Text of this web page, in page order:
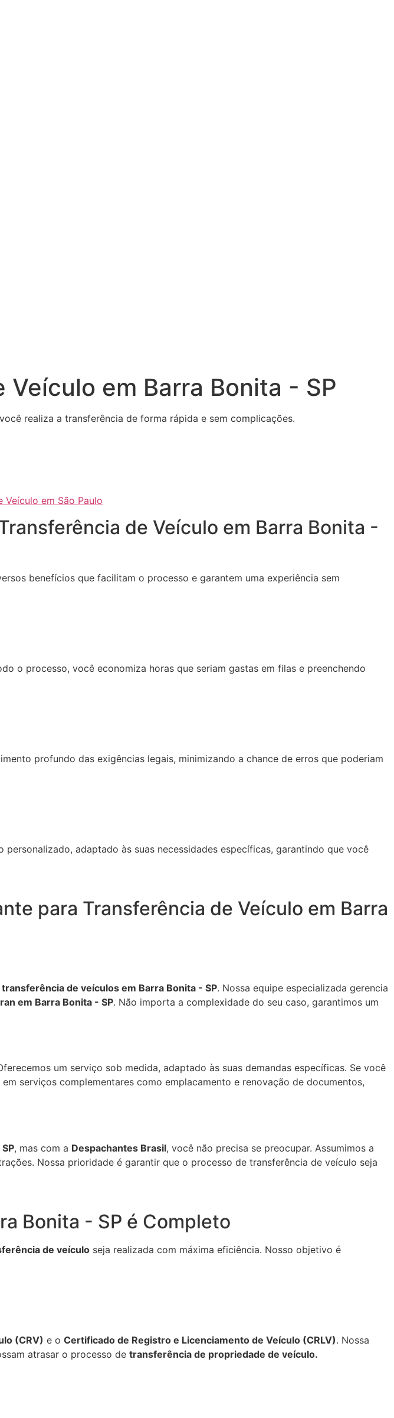
em Barra Bonita - SP
realiza a transferência de forma rápida e sem complicações.
Veículo em São Paulo
de Veículo em Barra Bonita -
benefícios que facilitam o processo e garantem uma experiência sem
o processo, você economiza horas que seriam gastas em filas e preenchendo
profundo das exigências legais, minimizando a chance de erros que poderiam
personalizado, adaptado às suas necessidades específicas, garantindo que você
para Transferência de Veículo em Barra
transferência de veículos em Barra Bonita - SP. Nossa equipe especializada gerencia
em Barra Bonita - SP. Não importa a complexidade do seu caso, garantimos um
um serviço sob medida, adaptado às suas demandas específicas. Se você
em serviços complementares como emplacamento e renovação de documentos,
, mas com a Despachantes Brasil, você não precisa se preocupar. Assumimos a
Nossa prioridade é garantir que o processo de transferência de veículo seja
Bonita - SP é Completo
de veículo seja realizada com máxima eficiência. Nosso objetivo é
(CRV) e o Certificado de Registro e Licenciamento de Veículo (CRLV). Nossa
atrasar o processo de transferência de propriedade de veículo.